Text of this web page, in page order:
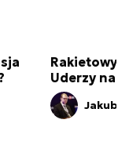
Uderzy